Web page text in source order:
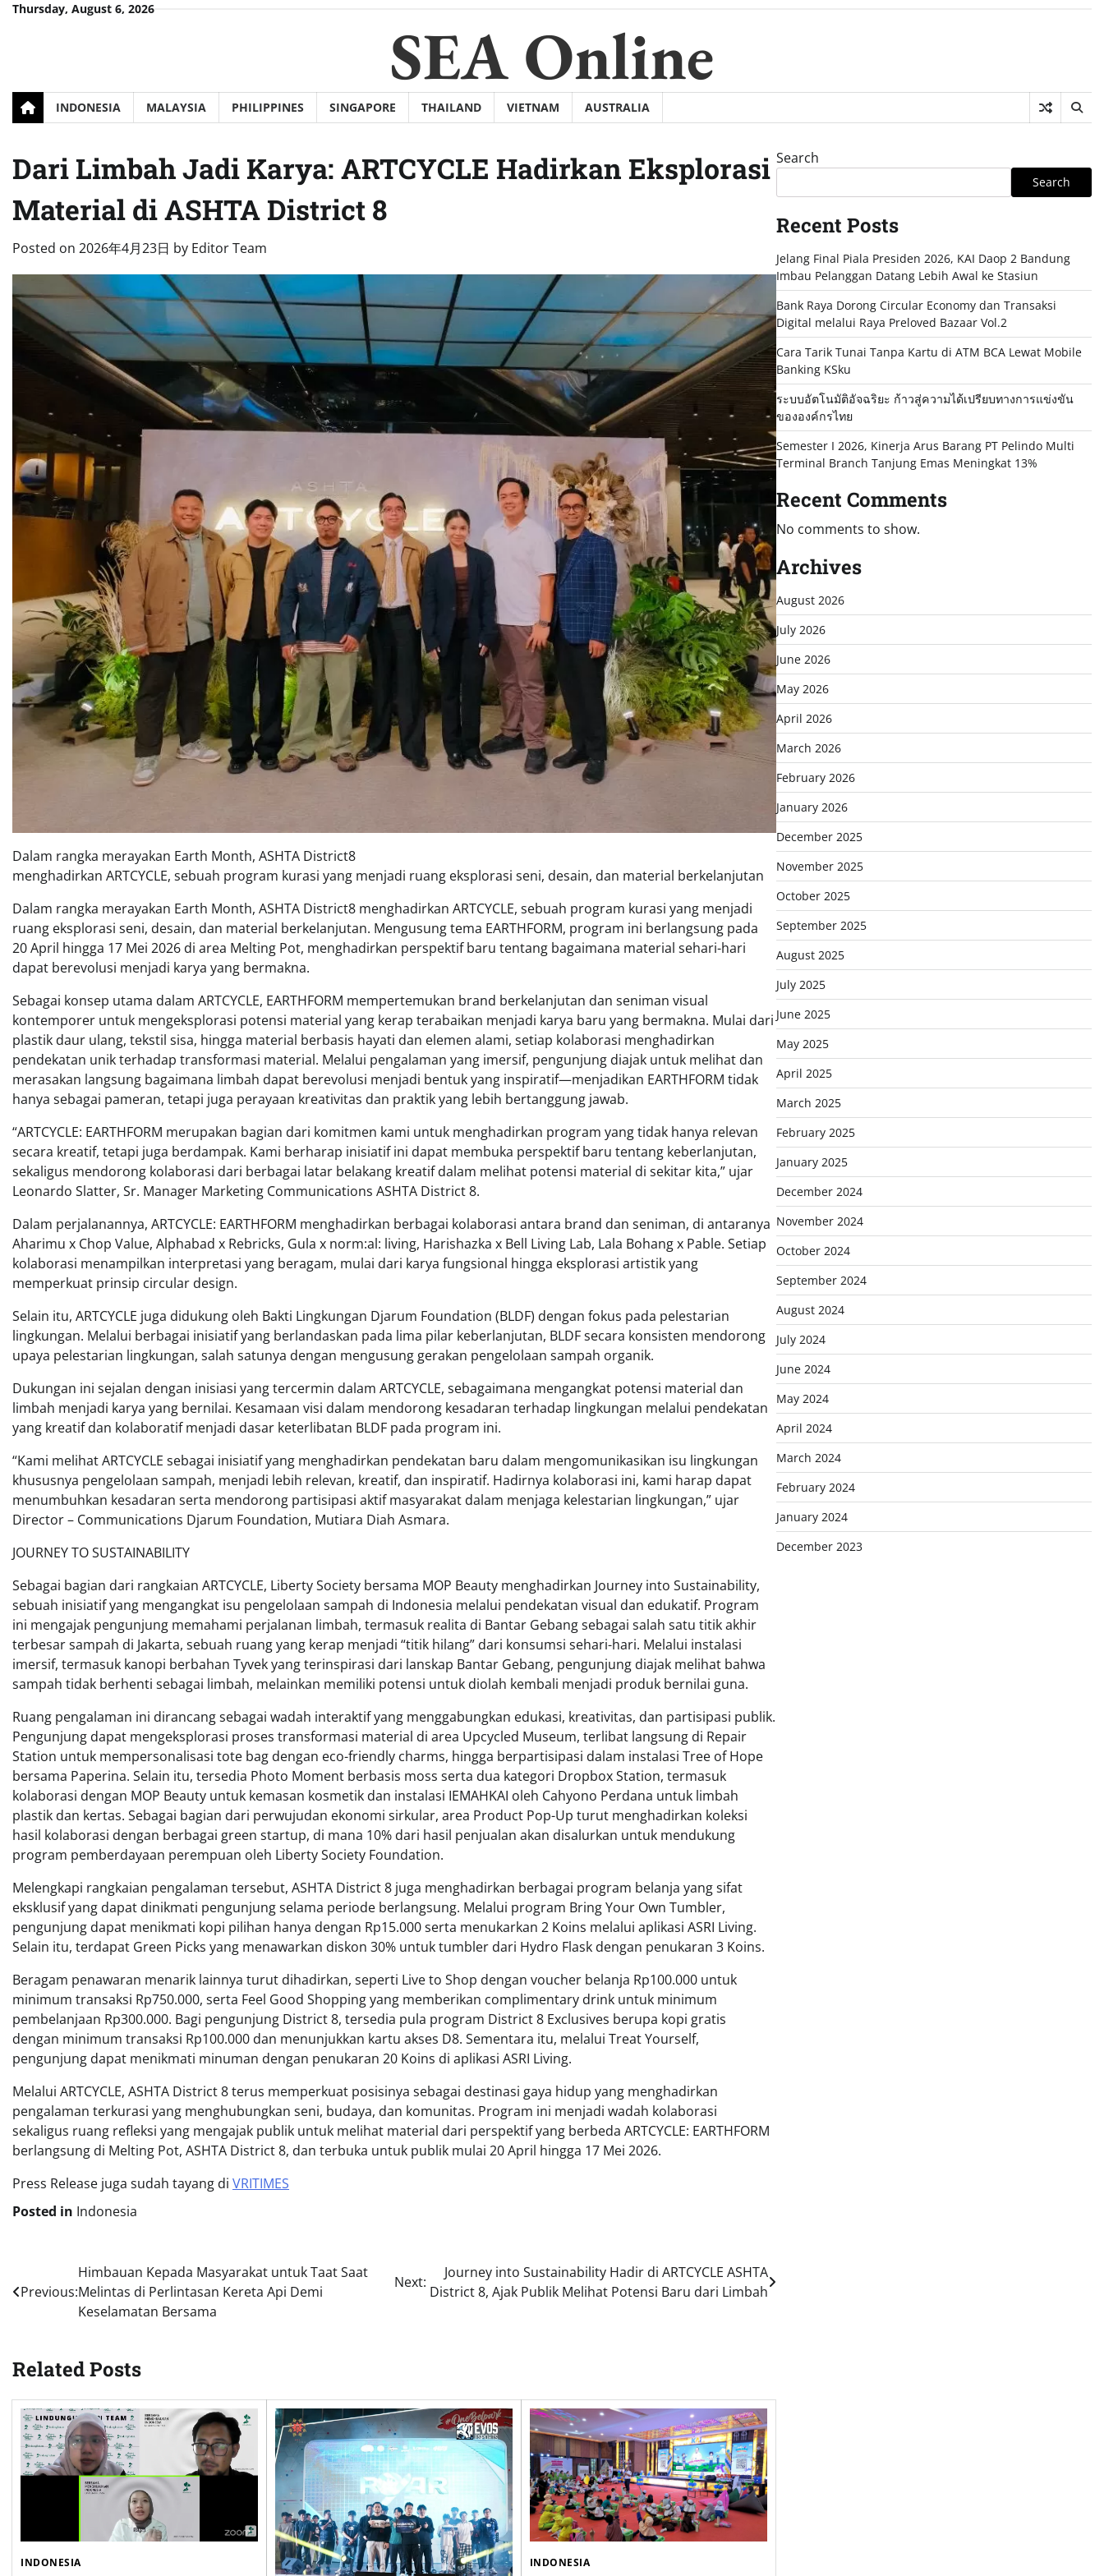
SkipThursday, August 6, 2026
SEA Online
INDONESIA MALAYSIA PHILIPPINES SINGAPORE THAILAND VIETNAM AUSTRALIA
Dari Limbah Jadi Karya: ARTCYCLE Hadirkan Eksplorasi
Material di ASHTA District 8
Posted on 2026年4月23日 by Editor Team
Dalam rangka merayakan Earth Month, ASHTA District8
menghadirkan ARTCYCLE, sebuah program kurasi yang menjadi ruang eksplorasi seni, desain, dan material berkelanjutan
Dalam rangka merayakan Earth Month, ASHTA District8 menghadirkan ARTCYCLE, sebuah program kurasi yang menjadi
ruang eksplorasi seni, desain, dan material berkelanjutan. Mengusung tema EARTHFORM, program ini berlangsung pada
20 April hingga 17 Mei 2026 di area Melting Pot, menghadirkan perspektif baru tentang bagaimana material sehari-hari
dapat berevolusi menjadi karya yang bermakna.
Sebagai konsep utama dalam ARTCYCLE, EARTHFORM mempertemukan brand berkelanjutan dan seniman visual
kontemporer untuk mengeksplorasi potensi material yang kerap terabaikan menjadi karya baru yang bermakna. Mulai dari
plastik daur ulang, tekstil sisa, hingga material berbasis hayati dan elemen alami, setiap kolaborasi menghadirkan
pendekatan unik terhadap transformasi material. Melalui pengalaman yang imersif, pengunjung diajak untuk melihat dan
merasakan langsung bagaimana limbah dapat berevolusi menjadi bentuk yang inspiratif—menjadikan EARTHFORM tidak
hanya sebagai pameran, tetapi juga perayaan kreativitas dan praktik yang lebih bertanggung jawab.
“ARTCYCLE: EARTHFORM merupakan bagian dari komitmen kami untuk menghadirkan program yang tidak hanya relevan
secara kreatif, tetapi juga berdampak. Kami berharap inisiatif ini dapat membuka perspektif baru tentang keberlanjutan,
sekaligus mendorong kolaborasi dari berbagai latar belakang kreatif dalam melihat potensi material di sekitar kita,” ujar
Leonardo Slatter, Sr. Manager Marketing Communications ASHTA District 8.
Dalam perjalanannya, ARTCYCLE: EARTHFORM menghadirkan berbagai kolaborasi antara brand dan seniman, di antaranya
Aharimu x Chop Value, Alphabad x Rebricks, Gula x norm:al: living, Harishazka x Bell Living Lab, Lala Bohang x Pable. Setiap
kolaborasi menampilkan interpretasi yang beragam, mulai dari karya fungsional hingga eksplorasi artistik yang
memperkuat prinsip circular design.
Selain itu, ARTCYCLE juga didukung oleh Bakti Lingkungan Djarum Foundation (BLDF) dengan fokus pada pelestarian
lingkungan. Melalui berbagai inisiatif yang berlandaskan pada lima pilar keberlanjutan, BLDF secara konsisten mendorong
upaya pelestarian lingkungan, salah satunya dengan mengusung gerakan pengelolaan sampah organik.
Dukungan ini sejalan dengan inisiasi yang tercermin dalam ARTCYCLE, sebagaimana mengangkat potensi material dan
limbah menjadi karya yang bernilai. Kesamaan visi dalam mendorong kesadaran terhadap lingkungan melalui pendekatan
yang kreatif dan kolaboratif menjadi dasar keterlibatan BLDF pada program ini.
“Kami melihat ARTCYCLE sebagai inisiatif yang menghadirkan pendekatan baru dalam mengomunikasikan isu lingkungan
khususnya pengelolaan sampah, menjadi lebih relevan, kreatif, dan inspiratif. Hadirnya kolaborasi ini, kami harap dapat
menumbuhkan kesadaran serta mendorong partisipasi aktif masyarakat dalam menjaga kelestarian lingkungan,” ujar
Director – Communications Djarum Foundation, Mutiara Diah Asmara.
JOURNEY TO SUSTAINABILITY
Sebagai bagian dari rangkaian ARTCYCLE, Liberty Society bersama MOP Beauty menghadirkan Journey into Sustainability,
sebuah inisiatif yang mengangkat isu pengelolaan sampah di Indonesia melalui pendekatan visual dan edukatif. Program
ini mengajak pengunjung memahami perjalanan limbah, termasuk realita di Bantar Gebang sebagai salah satu titik akhir
terbesar sampah di Jakarta, sebuah ruang yang kerap menjadi “titik hilang” dari konsumsi sehari-hari. Melalui instalasi
imersif, termasuk kanopi berbahan Tyvek yang terinspirasi dari lanskap Bantar Gebang, pengunjung diajak melihat bahwa
sampah tidak berhenti sebagai limbah, melainkan memiliki potensi untuk diolah kembali menjadi produk bernilai guna.
Ruang pengalaman ini dirancang sebagai wadah interaktif yang menggabungkan edukasi, kreativitas, dan partisipasi publik.
Pengunjung dapat mengeksplorasi proses transformasi material di area Upcycled Museum, terlibat langsung di Repair
Station untuk mempersonalisasi tote bag dengan eco-friendly charms, hingga berpartisipasi dalam instalasi Tree of Hope
bersama Paperina. Selain itu, tersedia Photo Moment berbasis moss serta dua kategori Dropbox Station, termasuk
kolaborasi dengan MOP Beauty untuk kemasan kosmetik dan instalasi IEMAHKAI oleh Cahyono Perdana untuk limbah
plastik dan kertas. Sebagai bagian dari perwujudan ekonomi sirkular, area Product Pop-Up turut menghadirkan koleksi
hasil kolaborasi dengan berbagai green startup, di mana 10% dari hasil penjualan akan disalurkan untuk mendukung
program pemberdayaan perempuan oleh Liberty Society Foundation.
Melengkapi rangkaian pengalaman tersebut, ASHTA District 8 juga menghadirkan berbagai program belanja yang sifat
eksklusif yang dapat dinikmati pengunjung selama periode berlangsung. Melalui program Bring Your Own Tumbler,
pengunjung dapat menikmati kopi pilihan hanya dengan Rp15.000 serta menukarkan 2 Koins melalui aplikasi ASRI Living.
Selain itu, terdapat Green Picks yang menawarkan diskon 30% untuk tumbler dari Hydro Flask dengan penukaran 3 Koins.
Beragam penawaran menarik lainnya turut dihadirkan, seperti Live to Shop dengan voucher belanja Rp100.000 untuk
minimum transaksi Rp750.000, serta Feel Good Shopping yang memberikan complimentary drink untuk minimum
pembelanjaan Rp300.000. Bagi pengunjung District 8, tersedia pula program District 8 Exclusives berupa kopi gratis
dengan minimum transaksi Rp100.000 dan menunjukkan kartu akses D8. Sementara itu, melalui Treat Yourself,
pengunjung dapat menikmati minuman dengan penukaran 20 Koins di aplikasi ASRI Living.
Melalui ARTCYCLE, ASHTA District 8 terus memperkuat posisinya sebagai destinasi gaya hidup yang menghadirkan
pengalaman terkurasi yang menghubungkan seni, budaya, dan komunitas. Program ini menjadi wadah kolaborasi
sekaligus ruang refleksi yang mengajak publik untuk melihat material dari perspektif yang berbeda ARTCYCLE: EARTHFORM
berlangsung di Melting Pot, ASHTA District 8, dan terbuka untuk publik mulai 20 April hingga 17 Mei 2026.
Press Release juga sudah tayang di VRITIMES
Posted in Indonesia
navigation
Previous:
Himbauan Kepada Masyarakat untuk Taat Saat
Melintas di Perlintasan Kereta Api Demi
Keselamatan Bersama
Next:
Journey into Sustainability Hadir di ARTCYCLE ASHTA
District 8, Ajak Publik Melihat Potensi Baru dari Limbah
Related Posts
INDONESIA INDONESIA
Search
Search
Recent Posts
Jelang Final Piala Presiden 2026, KAI Daop 2 Bandung
Imbau Pelanggan Datang Lebih Awal ke Stasiun
Bank Raya Dorong Circular Economy dan Transaksi
Digital melalui Raya Preloved Bazaar Vol.2
Cara Tarik Tunai Tanpa Kartu di ATM BCA Lewat Mobile
Banking KSku
ระบบอัตโนมัติอัจฉริยะ ก้าวสู่ความได้เปรียบทางการแข่งขัน
ขององค์กรไทย
Semester I 2026, Kinerja Arus Barang PT Pelindo Multi
Terminal Branch Tanjung Emas Meningkat 13%
Recent Comments
No comments to show.
Archives
August 2026
July 2026
June 2026
May 2026
April 2026
March 2026
February 2026
January 2026
December 2025
November 2025
October 2025
September 2025
August 2025
July 2025
June 2025
May 2025
April 2025
March 2025
February 2025
January 2025
December 2024
November 2024
October 2024
September 2024
August 2024
July 2024
June 2024
May 2024
April 2024
March 2024
February 2024
January 2024
December 2023